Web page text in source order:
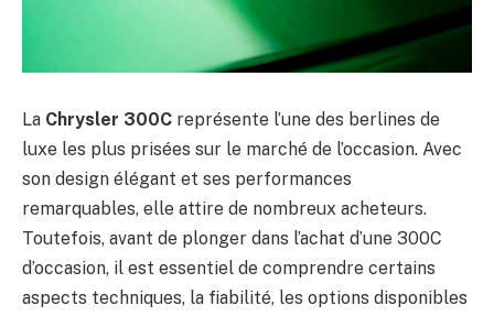
La Chrysler 300C représente l’une des berlines de
luxe les plus prisées sur le marché de l’occasion. Avec
son design élégant et ses performances
remarquables, elle attire de nombreux acheteurs.
Toutefois, avant de plonger dans l’achat d’une 300C
d’occasion, il est essentiel de comprendre certains
aspects techniques, la fiabilité, les options disponibles